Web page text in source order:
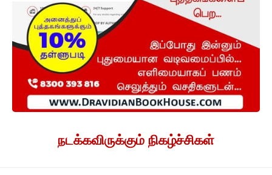
நடக்கவிருக்கும் நிகழ்ச்சிகள்